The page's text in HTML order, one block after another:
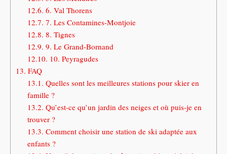
12.6. 6. Val Thorens
12.7. 7. Les Contamines-Montjoie
12.8. 8. Tignes
12.9. 9. Le Grand-Bornand
12.10. 10. Peyragudes
13. FAQ
13.1. Quelles sont les meilleures stations pour skier en
famille ?
13.2. Qu’est-ce qu’un jardin des neiges et où puis-je en
trouver ?
13.3. Comment choisir une station de ski adaptée aux
enfants ?